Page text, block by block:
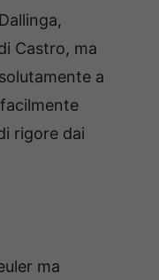
Castro, ma
a
rigore dai
ma